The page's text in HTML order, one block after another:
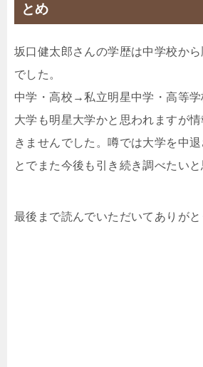
とめ
坂口健太郎さんの学歴は中学校から
でした。
中学・高校→私立明星中学・高等学
大学も明星大学かと思われますが
きませんでした。噂では大学を中
とでまた今後も引き続き調べたいと
最後まで読んでいただいてありがと